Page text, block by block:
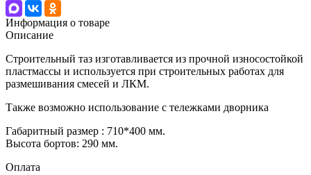
Информация о товаре
Описание
Строительный таз изготавливается из прочной износостойкой
пластмассы и используется при строительных работах для
размешивания смесей и ЛКМ.
Также возможно использование с тележками дворника
Габаритный размер : 710*400 мм.
Высота бортов: 290 мм.
Оплата